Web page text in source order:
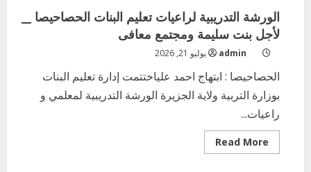
الورشة التدريبية لراعيات تعليم البنات الحصاحيصا __
لأجل بنت سليمة ومجتمع معافى
admin يوليو 21, 2026
الحصاحيصا : ابتهاج احمد علياختتمت إدارة تعليم البنات
بوزارة التربية ولاية الجزيرة الورشة التدريبية لمعلمي و
راعيات...
Read More
more